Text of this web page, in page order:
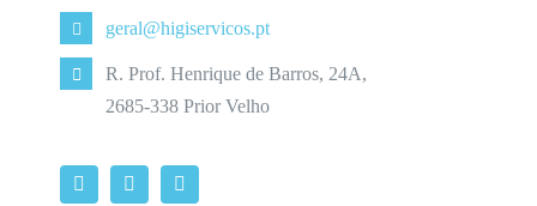
geral@higiservicos.pt
R. Prof. Henrique de Barros, 24A,
2685-338 Prior Velho